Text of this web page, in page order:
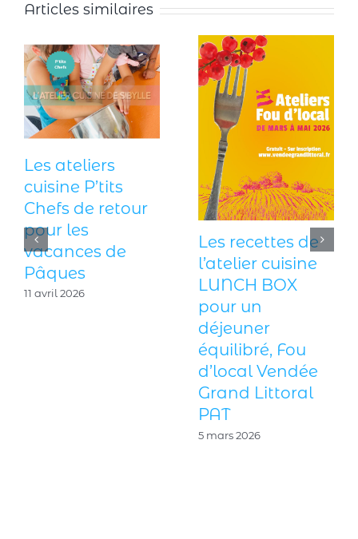
Articles similaires
Les ateliers
cuisine P’tits
Chefs de retour
pour les
vacances de
Pâques
11 avril 2026
Les recettes de
l’atelier cuisine
LUNCH BOX
pour un
déjeuner
équilibré, Fou
d’local Vendée
Grand Littoral
PAT
5 mars 2026